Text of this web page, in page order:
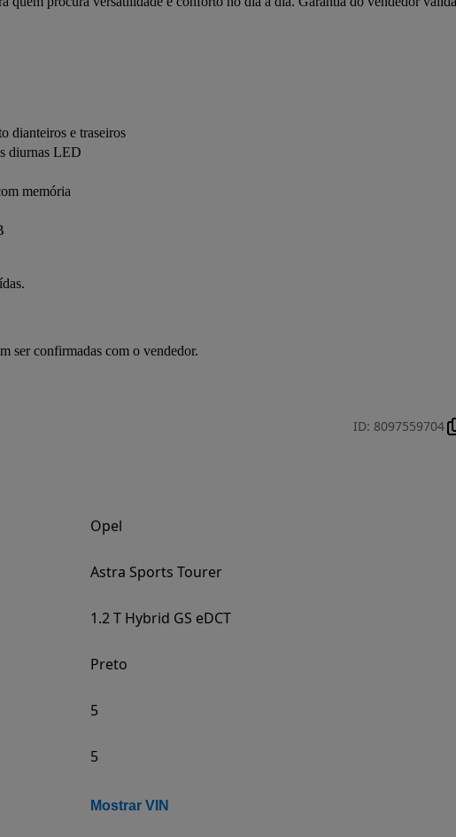
dianteiros e traseiros
diurnas LED
memória
ser confirmadas com o vendedor.
ID: 8097559704
Opel
Astra Sports Tourer
1.2 T Hybrid GS eDCT
Preto
5
5
Mostrar VIN